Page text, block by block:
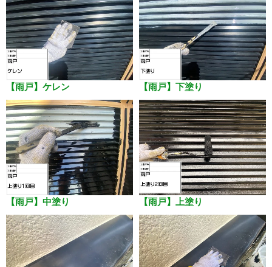
【雨戸】ケレン 【雨戸】下塗り
【雨戸】中塗り 【雨戸】上塗り